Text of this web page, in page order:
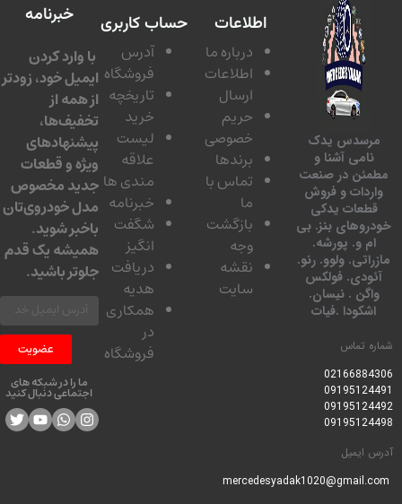
مرسدس یدک
نامی آشنا و
مطمئن در صنعت
واردات و فروش
قطعات یدکی
خودروهای بنز. بی
ام و. پورشه.
مازراتی. ولوو. رنو.
آئودی. فولکس
واگن . نیسان.
اشکودا .فیات
شماره تماس
02166884306
09195124491
09195124492
09195124498
آدرس ایمیل
اطلاعات
درباره ما
اطلاعات
ارسال
حریم
خصوصی
برندها
تماس با
ما
بازگشت
وجه
نقشه
سایت
حساب کاربری
آدرس
فروشگاه
تاریخچه
خرید
لیست
علاقه
مندی ها
خبرنامه
شگفت
انگیز
دریافت
هدیه
همکاری
در
فروشگاه
خبرنامه
با وارد کردن
ایمیل خود، زودتر
از همه از
تخفیف‌ها،
پیشنهادهای
ویژه و قطعات
جدید مخصوص
مدل خودروی‌تان
باخبر شوید.
همیشه یک قدم
جلوتر باشید.
عضویت
ما را در شبکه های
اجتماعی دنبال کنید